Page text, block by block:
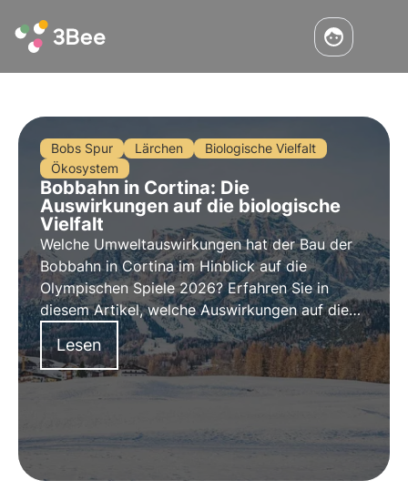
Bobs Spur Lärchen
Biologische Vielfalt
Ökosystem
Bobbahn in Cortina: Die
Auswirkungen auf die biologische
Vielfalt
Welche Umweltauswirkungen hat der Bau der
Bobbahn in Cortina im Hinblick auf die
Olympischen Spiele 2026? Erfahren Sie in
diesem Artikel, welche Auswirkungen auf die
biologische Vielfalt zu erwarten sind und wie
eine Analyse in diesem Bereich dank der
Technologie durchgeführt wird.
Lesen